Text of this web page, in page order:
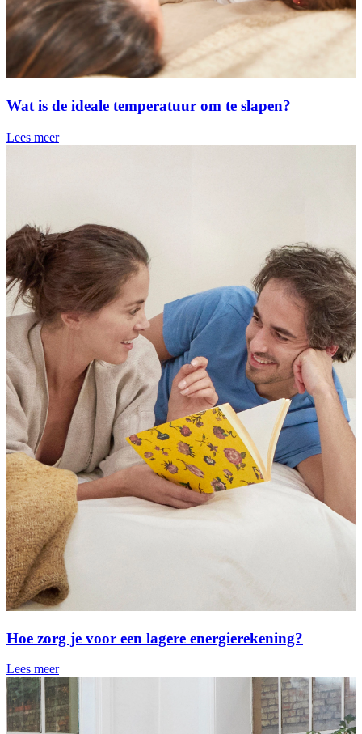
Wat is de ideale temperatuur om te slapen?
Lees meer
Hoe zorg je voor een lagere energierekening?
Lees meer